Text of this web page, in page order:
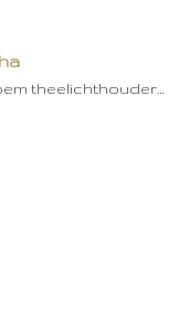
theelichthouder…